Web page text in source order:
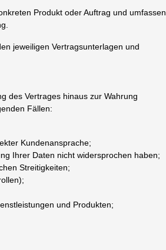
Produkt oder Auftrag und umfassen
jeweiligen Vertragsunterlagen und
des Vertrages hinaus zur Wahrung
Fällen:
Kundenansprache;
Ihrer Daten nicht widersprochen haben;
Streitigkeiten;
und Produkten;